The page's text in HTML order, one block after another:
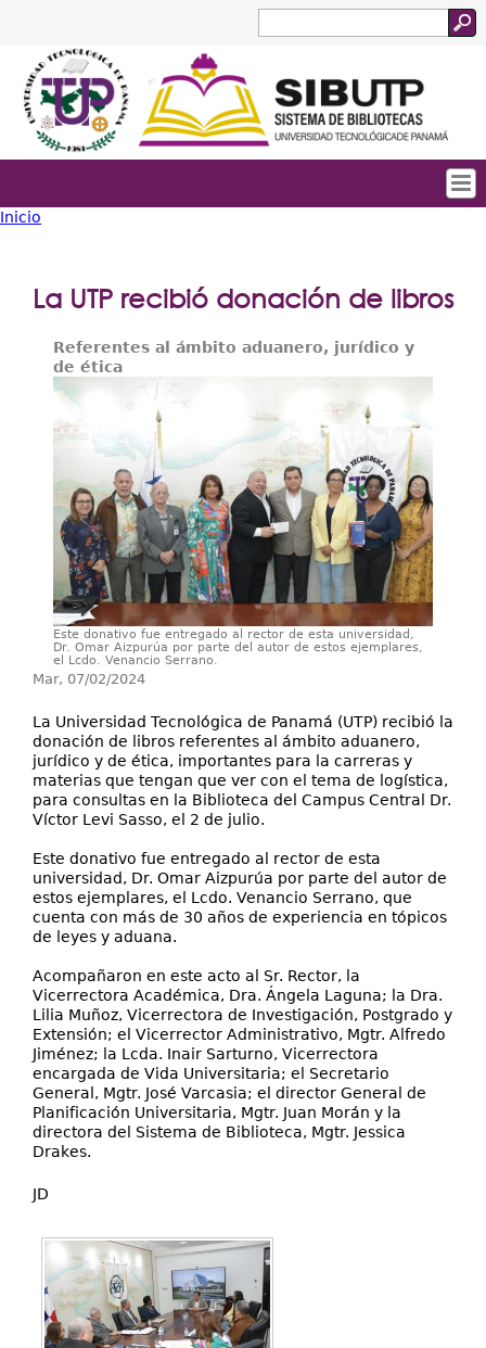
Jump to navigation
de
búsqueda
Tropical
Principal
Acceso Abierto
Directorio
Ayuda
está
Inicio
La UTP recibió donación de libros
Referentes al ámbito aduanero, jurídico y
de ética
Este donativo fue entregado al rector de esta universidad,
Dr. Omar Aizpurúa por parte del autor de estos ejemplares,
el Lcdo. Venancio Serrano.
Mar, 07/02/2024
La Universidad Tecnológica de Panamá (UTP) recibió la
donación de libros referentes al ámbito aduanero,
jurídico y de ética, importantes para la carreras y
materias que tengan que ver con el tema de logística,
para consultas en la Biblioteca del Campus Central Dr.
Víctor Levi Sasso, el 2 de julio.
Este donativo fue entregado al rector de esta
universidad, Dr. Omar Aizpurúa por parte del autor de
estos ejemplares, el Lcdo. Venancio Serrano, que
cuenta con más de 30 años de experiencia en tópicos
de leyes y aduana.
Acompañaron en este acto al Sr. Rector, la
Vicerrectora Académica, Dra. Ángela Laguna; la Dra.
Lilia Muñoz, Vicerrectora de Investigación, Postgrado y
Extensión; el Vicerrector Administrativo, Mgtr. Alfredo
Jiménez; la Lcda. Inair Sarturno, Vicerrectora
encargada de Vida Universitaria; el Secretario
General, Mgtr. José Varcasia; el director General de
Planificación Universitaria, Mgtr. Juan Morán y la
directora del Sistema de Biblioteca, Mgtr. Jessica
Drakes.
JD